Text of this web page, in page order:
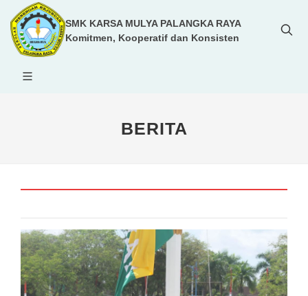
SMK KARSA MULYA PALANGKA RAYA
Komitmen, Kooperatif dan Konsisten
BERITA